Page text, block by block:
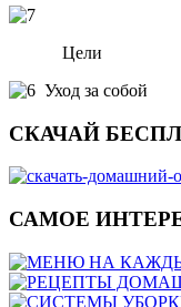
Цели
Уход за собой
СКАЧАЙ
САМОЕ